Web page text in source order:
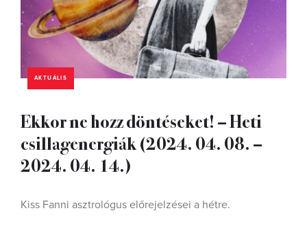
AKTUÁLIS
Ekkor ne hozz döntéseket! – Heti
csillagenergiák (2024. 04. 08. –
2024. 04. 14.)
Kiss Fanni asztrológus előrejelzései a hétre.